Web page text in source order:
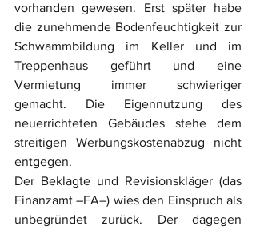
vorhanden gewesen. Erst später habe
die zunehmende Bodenfeuchtigkeit zur
Schwammbildung im Keller und im
Treppenhaus geführt und eine
Vermietung immer schwieriger
gemacht. Die Eigennutzung des
neuerrichteten Gebäudes stehe dem
streitigen Werbungskostenabzug nicht
entgegen.
Der Beklagte und Revisionskläger (das
Finanzamt –FA–) wies den Einspruch als
unbegründet zurück. Der dagegen